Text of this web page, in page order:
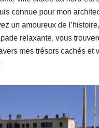
connue pour mon
un amoureux de
relaxante, vous
mes trésors cachés et